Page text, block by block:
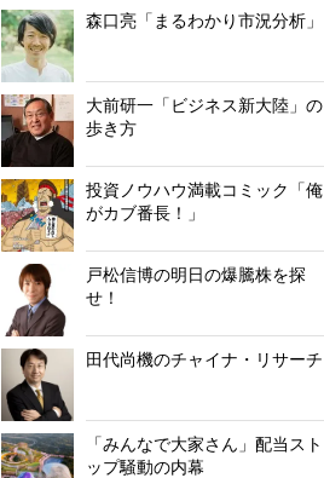
森口亮「まるわかり市況分析」
大前研一「ビジネス新大陸」の
歩き方
投資ノウハウ満載コミック「俺
がカブ番長！」
戸松信博の明日の爆騰株を探
せ！
田代尚機のチャイナ・リサーチ
「みんなで大家さん」配当スト
ップ騒動の内幕